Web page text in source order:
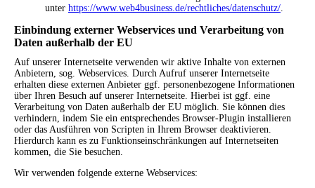
unter https://www.web4business.de/rechtliches/datenschutz/
Einbindung externer Webservices und Verarbeitung von
Daten außerhalb der EU
Auf unserer Internetseite verwenden wir aktive Inhalte von externen
Anbietern, sog. Webservices. Durch Aufruf unserer Internetseite
erhalten diese externen Anbieter ggf. personenbezogene Informationen
über Ihren Besuch auf unserer Internetseite. Hierbei ist ggf. eine
Verarbeitung von Daten außerhalb der EU möglich. Sie können dies
verhindern, indem Sie ein entsprechendes Browser-Plugin installieren
oder das Ausführen von Scripten in Ihrem Browser deaktivieren.
Hierdurch kann es zu Funktionseinschränkungen auf Internetseiten
kommen, die Sie besuchen.
Wir verwenden folgende externe Webservices: